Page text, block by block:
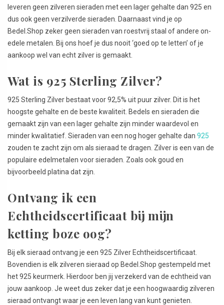
leveren geen zilveren sieraden met een lager gehalte dan 925 en
dus ook geen verzilverde sieraden. Daarnaast vind je op
Bedel.Shop zeker geen sieraden van roestvrij staal of andere on-
edele metalen. Bij ons hoef je dus nooit ‘goed op te letten’ of je
aankoop wel van echt zilver is gemaakt.
Wat is 925 Sterling Zilver?
925 Sterling Zilver bestaat voor 92,5% uit puur zilver. Dit is het
hoogste gehalte en de beste kwaliteit. Bedels en sieraden die
gemaakt zijn van een lager gehalte zijn minder waardevol en
minder kwalitatief. Sieraden van een nog hoger gehalte dan 925
zouden te zacht zijn om als sieraad te dragen. Zilver is een van de
populaire edelmetalen voor sieraden. Zoals ook goud en
bijvoorbeeld platina dat zijn.
Ontvang ik een
Echtheidscertificaat bij mijn
ketting boze oog?
Bij elk sieraad ontvang je een 925 Zilver Echtheidscertificaat.
Bovendien is elk zilveren sieraad op Bedel.Shop gestempeld met
het 925 keurmerk. Hierdoor ben jij verzekerd van de echtheid van
jouw aankoop. Je weet dus zeker dat je een hoogwaardig zilveren
sieraad ontvangt waar je een leven lang van kunt genieten.